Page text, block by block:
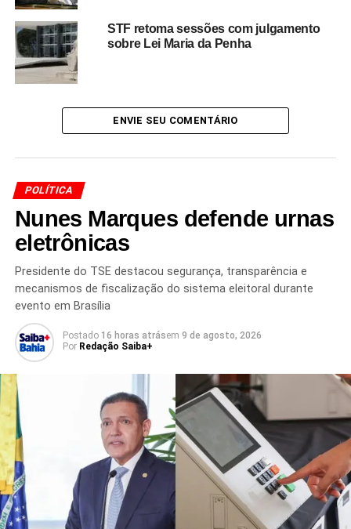
nos processos democráticos.
TÓPICOS RELACIONADOS
CANDIDATURAS NEGRAS
FINANCIAMENTO ELEITORAL
FUNDO ESPECIAL DE FINANCIAMENTO DE CAMPANHA
FUNDO PARTIDÁRIO
PESSOAS PRETAS E PARDAS
SUPREMO TRIBUNAL FEDERAL
PRÓXIMO
Cenário em SP influencia disputa presidencial de
2026
NÃO PERCA
Ibaneis Rocha desiste de disputar o Senado
STF retoma sessões com julgamento
sobre Lei Maria da Penha
ENVIE SEU COMENTÁRIO
POLÍTICA
Nunes Marques defende urnas
eletrônicas
Presidente do TSE destacou segurança, transparência e
mecanismos de fiscalização do sistema eleitoral durante
evento em Brasília
Postado 16 horas atrásem 9 de agosto, 2026
Por Redação Saiba+